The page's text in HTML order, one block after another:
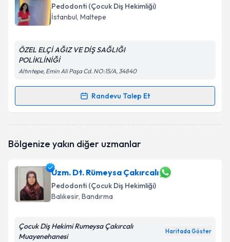
Pedodonti (Çocuk Diş Hekimliği)
İstanbul, Maltepe
ÖZEL ELÇİ AĞIZ VE DİŞ SAĞLIĞI
POLİKLİNİĞİ
Altıntepe, Emin Ali Paşa Cd. NO:15/A, 34840
Randevu Talep Et
Randevu Takvimi Talebi
oluşturun. Size bu uzmandan randevu almanız için bir
E-posta Adresiniz
Kişisel verilerimin işlenmesine ilişkin
Aydınlatma
Metni'ni okudum ve kişisel verilerimin belirtilen
Bölgenize yakın diğer uzmanlar
Uzm. Dt. Rümeysa Çakırcalı
Pedodonti (Çocuk Diş Hekimliği)
Balıkesir, Bandırma
Çocuk Diş Hekimi Rumeysa Çakırcalı
Muayenehanesi
Haritada Göster